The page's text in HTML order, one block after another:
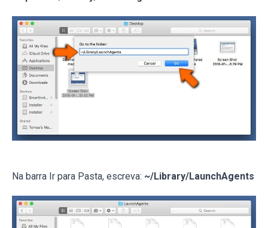
Na barra Ir para Pasta, escreva: ~/Library/LaunchAgents